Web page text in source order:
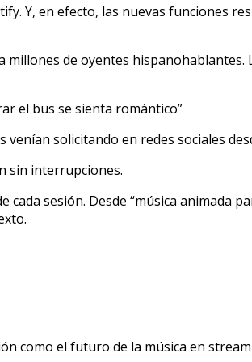
Y, en efecto, las nuevas funciones
millones de oyentes
el bus se sienta romántico”
solicitando en redes sociales
sin interrupciones.
sesión. Desde “música animada
como el futuro de la música en